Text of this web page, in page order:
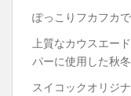
ぽっこりフカフカで
上質なカウスエー
パーに使用した秋
スイコックオリジ